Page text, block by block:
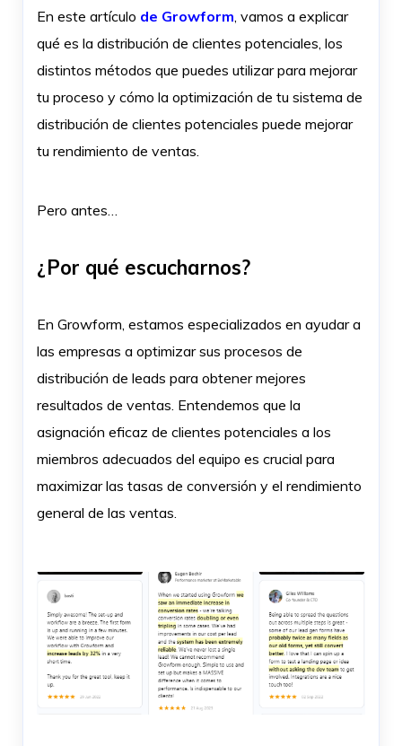
En este artículo de Growform, vamos a explicar
qué es la distribución de clientes potenciales, los
distintos métodos que puedes utilizar para mejorar
tu proceso y cómo la optimización de tu sistema de
distribución de clientes potenciales puede mejorar
tu rendimiento de ventas.
Pero antes…
¿Por qué escucharnos?
En Growform, estamos especializados en ayudar a
las empresas a optimizar sus procesos de
distribución de leads para obtener mejores
resultados de ventas. Entendemos que la
asignación eficaz de clientes potenciales a los
miembros adecuados del equipo es crucial para
maximizar las tasas de conversión y el rendimiento
general de las ventas.